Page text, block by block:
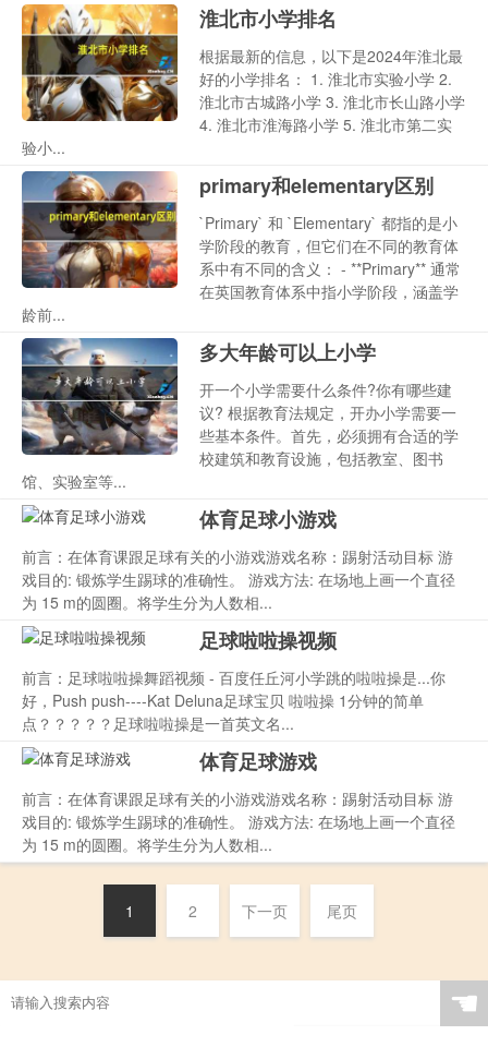
淮北市小学排名
根据最新的信息，以下是2024年淮北最
好的小学排名： 1. 淮北市实验小学 2.
淮北市古城路小学 3. 淮北市长山路小学
4. 淮北市淮海路小学 5. 淮北市第二实
验小...
primary和elementary区别
`Primary` 和 `Elementary` 都指的是小
学阶段的教育，但它们在不同的教育体
系中有不同的含义： - **Primary** 通常
在英国教育体系中指小学阶段，涵盖学
龄前...
多大年龄可以上小学
开一个小学需要什么条件?你有哪些建
议? 根据教育法规定，开办小学需要一
些基本条件。首先，必须拥有合适的学
校建筑和教育设施，包括教室、图书
馆、实验室等...
体育足球小游戏
前言：在体育课跟足球有关的小游戏游戏名称：踢射活动目标 游
戏目的: 锻炼学生踢球的准确性。 游戏方法: 在场地上画一个直径
为 15 m的圆圈。将学生分为人数相...
足球啦啦操视频
前言：足球啦啦操舞蹈视频 - 百度任丘河小学跳的啦啦操是...你
好，Push push----Kat Deluna足球宝贝 啦啦操 1分钟的简单
点？？？？？足球啦啦操是一首英文名...
体育足球游戏
前言：在体育课跟足球有关的小游戏游戏名称：踢射活动目标 游
戏目的: 锻炼学生踢球的准确性。 游戏方法: 在场地上画一个直径
为 15 m的圆圈。将学生分为人数相...
1 2 下一页 尾页
☚